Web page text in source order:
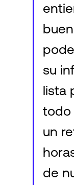
su
lista
todo
un
de